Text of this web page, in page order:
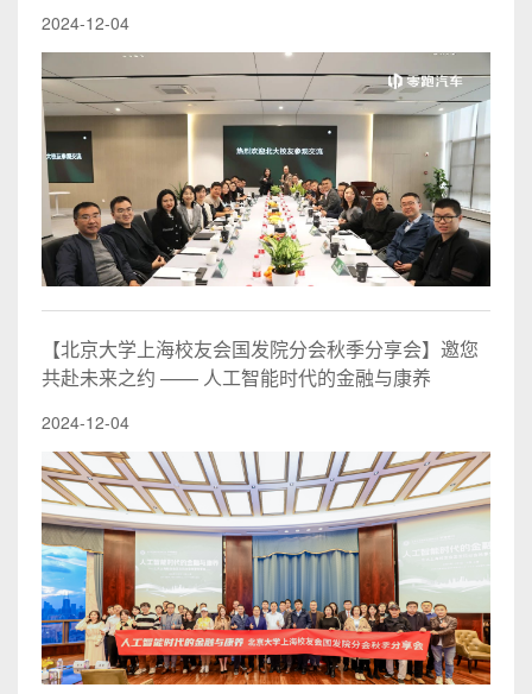
2024-12-04
【北京大学上海校友会国发院分会秋季分享会】邀您
共赴未来之约 —— 人工智能时代的金融与康养
2024-12-04